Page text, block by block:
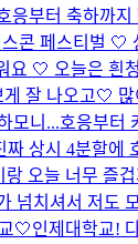
부터 축하까지
콘 페스티벌 🤍
🤍 오늘은 흰
잘 나오고🤍
모니...호응부터
상시 4분할에
오늘 너무 즐
넘치셔서 저도
🤍인제대학교!